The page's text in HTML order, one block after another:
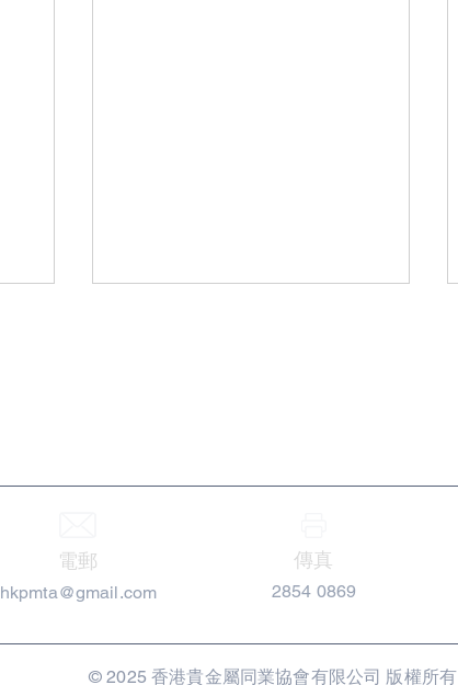
第二十二屆會長、顧問名單
電郵
hkpmta@gmail.com
傳真
2854 0869
© 2025 香港貴金屬同業協會有限公司 版權所有